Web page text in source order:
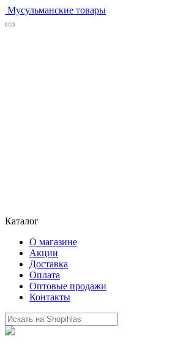
Мусульманские товары
Каталог
О магазине
Акции
Доставка
Оплата
Оптовые продажи
Контакты